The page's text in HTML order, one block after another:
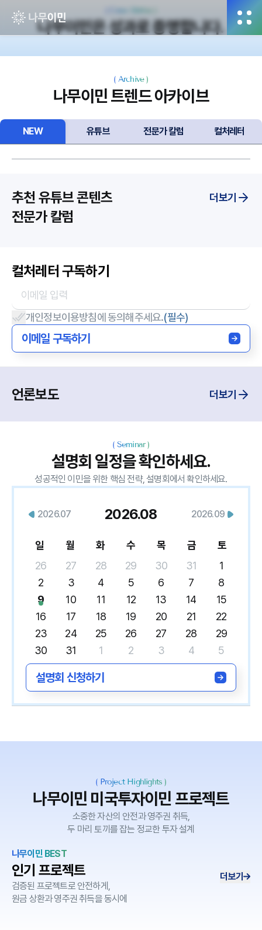
전
Case Status
나무이민은 성과로 증명합니다.
( Archive)
나무이민 트렌드 아카이브
NEW 유튜브 전문가 칼럼 컬처레터
추천 유튜브 콘텐츠 더보기
전문가 칼럼
컬처레터 구독하기
개인정보이용방침에 동의해주세요.(필수)
이메일 구독하기
언론보도 더보기
( Seminar)
설명회 일정을 확인하세요.
성공적인 이민을 위한 핵심 전략, 설명회에서 확인하세요.
2026.07 2026.08 2026.09
일 월 화 수 목 금
토
26
27 28 29 30 31
1
2
3 4 5 6 7
8
9
10 11 12 13 14
15
16
17 18 19 20 21
22
23
24 25 26 27 28
29
30
31 1 2 3 4 5
설명회 신청하기
( Project Highlights )
나무이민 미국투자이민 프로젝트
소중한 자산의 안전과 영주권 취득,
두 마리 토끼를 잡는 정교한 투자 설계
나무이민 BEST
인기 프로젝트
검증된 프로젝트로 안전하게,
원금 상환과 영주권 취득을 동시에
더보기